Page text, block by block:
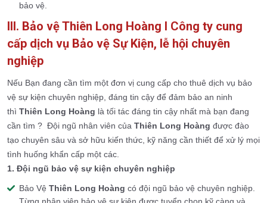
bảo vệ.
III. Bảo vệ Thiên Long Hoàng I Công ty cung
cấp dịch vụ Bảo vệ Sự Kiện, lễ hội chuyên
nghiệp
Nếu Bạn đang cần tìm một đơn vị cung cấp cho thuê dịch vụ bảo
vệ sự kiện chuyên nghiệp, đáng tin cậy để đảm bảo an ninh
thì Thiên Long Hoàng là tối tác đáng tin cậy nhất mà bạn đang
cần tìm ? Đội ngũ nhân viên của Thiên Long Hoàng được đào
tạo chuyên sâu và sở hữu kiến thức, kỹ năng cần thiết để xử lý mọi
tình huống khẩn cấp một các.
1. Đội ngũ bảo vệ sự kiện chuyên nghiệp
Bảo Vệ Thiên Long Hoàng có đội ngũ bảo vệ chuyên nghiệp.